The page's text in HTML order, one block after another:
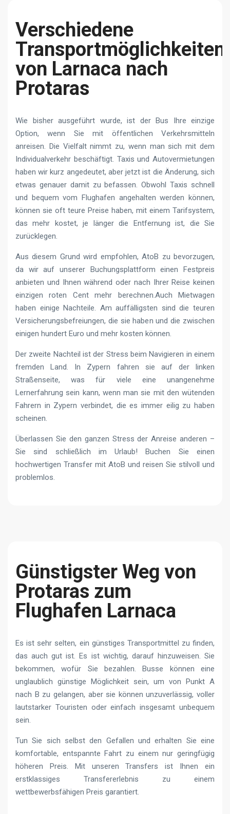
Verschiedene
Transportmöglichkeiten
von Larnaca nach
Protaras
Wie bisher ausgeführt wurde, ist der Bus Ihre einzige
Option, wenn Sie mit öffentlichen Verkehrsmitteln
anreisen. Die Vielfalt nimmt zu, wenn man sich mit dem
Individualverkehr beschäftigt. Taxis und Autovermietungen
haben wir kurz angedeutet, aber jetzt ist die Änderung, sich
etwas genauer damit zu befassen. Obwohl Taxis schnell
und bequem vom Flughafen angehalten werden können,
können sie oft teure Preise haben, mit einem Tarifsystem,
das mehr kostet, je länger die Entfernung ist, die Sie
zurücklegen.
Aus diesem Grund wird empfohlen, AtoB zu bevorzugen,
da wir auf unserer Buchungsplattform einen Festpreis
anbieten und Ihnen während oder nach Ihrer Reise keinen
einzigen roten Cent mehr berechnen.Auch Mietwagen
haben einige Nachteile. Am auffälligsten sind die teuren
Versicherungsbefreiungen, die sie haben und die zwischen
einigen hundert Euro und mehr kosten können.
Der zweite Nachteil ist der Stress beim Navigieren in einem
fremden Land. In Zypern fahren sie auf der linken
Straßenseite, was für viele eine unangenehme
Lernerfahrung sein kann, wenn man sie mit den wütenden
Fahrern in Zypern verbindet, die es immer eilig zu haben
scheinen.
Überlassen Sie den ganzen Stress der Anreise anderen –
Sie sind schließlich im Urlaub! Buchen Sie einen
hochwertigen Transfer mit AtoB und reisen Sie stilvoll und
problemlos.
Günstigster Weg von
Protaras zum
Flughafen Larnaca
Es ist sehr selten, ein günstiges Transportmittel zu finden,
das auch gut ist. Es ist wichtig, darauf hinzuweisen. Sie
bekommen, wofür Sie bezahlen. Busse können eine
unglaublich günstige Möglichkeit sein, um von Punkt A
nach B zu gelangen, aber sie können unzuverlässig, voller
lautstarker Touristen oder einfach insgesamt unbequem
sein.
Tun Sie sich selbst den Gefallen und erhalten Sie eine
komfortable, entspannte Fahrt zu einem nur geringfügig
höheren Preis. Mit unseren Transfers ist Ihnen ein
erstklassiges Transfererlebnis zu einem
wettbewerbsfähigen Preis garantiert.